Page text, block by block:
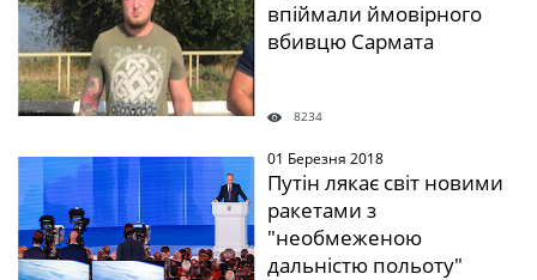
впіймали ймовірного
вбивцю Сармата
8234
" /> 01 Березня 2018
Путін лякає світ новими
ракетами з
"необмеженою
дальністю польоту"